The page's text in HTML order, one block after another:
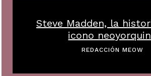
Steve Madden, la
icono
REDACCIÓN MEOW